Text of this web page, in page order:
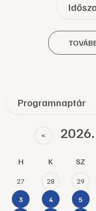
Programnaptár
<
H K SZ
27 28 29
3 4 5